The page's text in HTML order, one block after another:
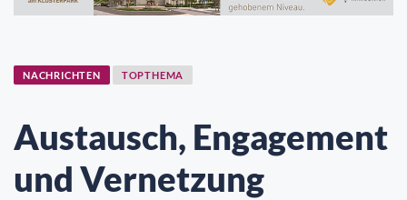
NACHRICHTEN TOPTHEMA
Austausch, Engagement
und Vernetzung